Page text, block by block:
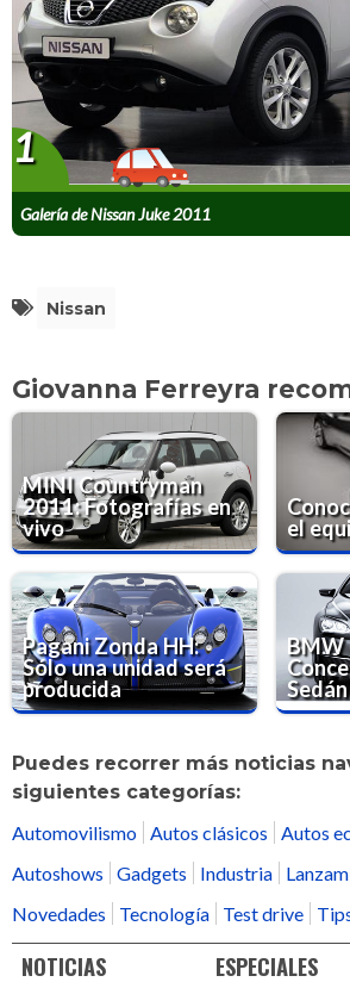
Galería de Nissan Juke 2011
1
Nissan
Giovanna Ferreyra
MINI Countryman
2011: Fotografías en
vivo
el
Pagani Zonda HH:
Sólo una unidad será
producida
BMW
Puedes recorrer más noticias
siguientes categorías:
Automovilismo
Autos clásicos
Autos
Autoshows
Gadgets Industria
Novedades
Tecnología Test drive
NOTICIAS ESPECIALES